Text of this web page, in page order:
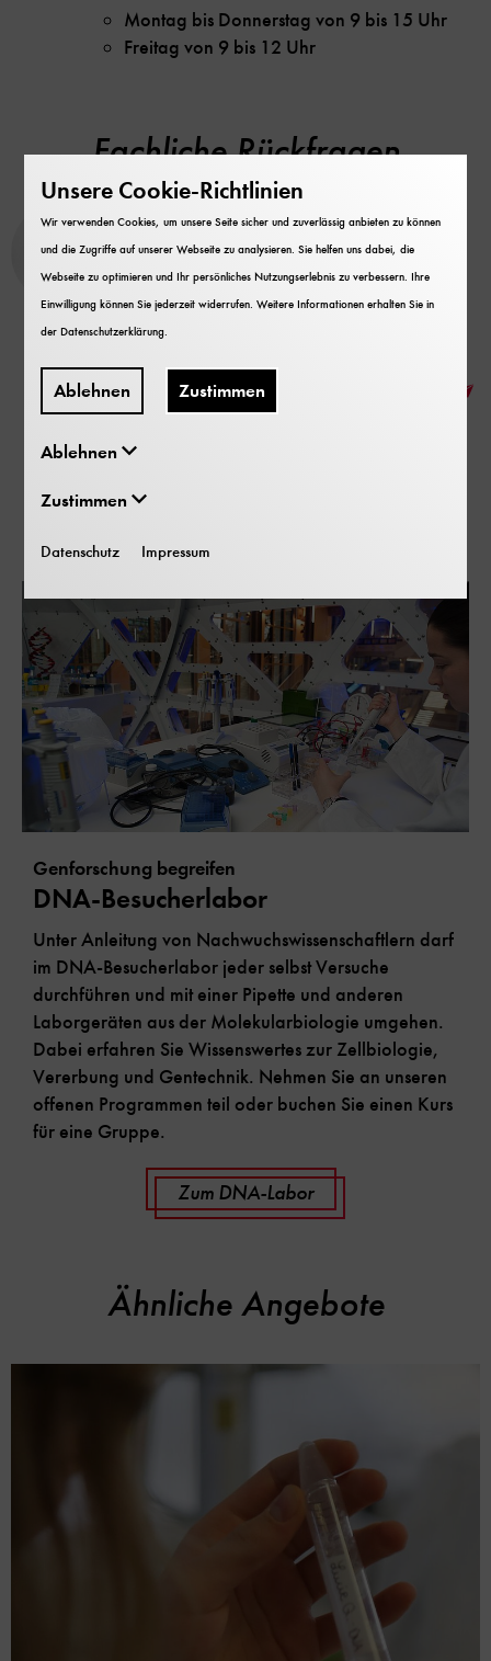
Montag bis Donnerstag von 9 bis 15 Uhr
Freitag von 9 bis 12 Uhr
Fachliche Rückfragen
Dr. Margherita Kemper
Abteilung Life Sciences
Telefon
Fax
E-Mailm.kemper@deutsches-museum.de
Mehr zum DNA-
Genforschung begreifen
DNA-Besucherlabor
Unter Anleitung von Nachwuchswissenschaftlern darf
im DNA-Besucherlabor jeder selbst Versuche
durchführen und mit einer Pipette und anderen
Laborgeräten aus der Molekularbiologie umgehen.
Dabei erfahren Sie Wissenswertes zur Zellbiologie,
Vererbung und Gentechnik. Nehmen Sie an unseren
offenen Programmen teil oder buchen Sie einen Kurs
für eine Gruppe.
Zum DNA-Labor
Ähnliche Angebote
Unsere Cookie-Richtlinien
Wir verwenden Cookies, um unsere Seite sicher und zuverlässig anbieten zu können
und die Zugriffe auf unserer Webseite zu analysieren. Sie helfen uns dabei, die
Webseite zu optimieren und Ihr persönliches Nutzungserlebnis zu verbessern. Ihre
Einwilligung können Sie jederzeit widerrufen. Weitere Informationen erhalten Sie in
derDatenschutzerklärung
Ablehnen Zustimmen
Ablehnen
Zustimmen
Datenschutz Impressum